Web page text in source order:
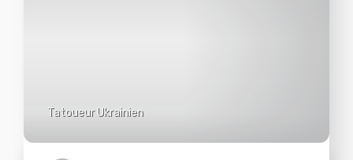
Tatoueur Ukrainien